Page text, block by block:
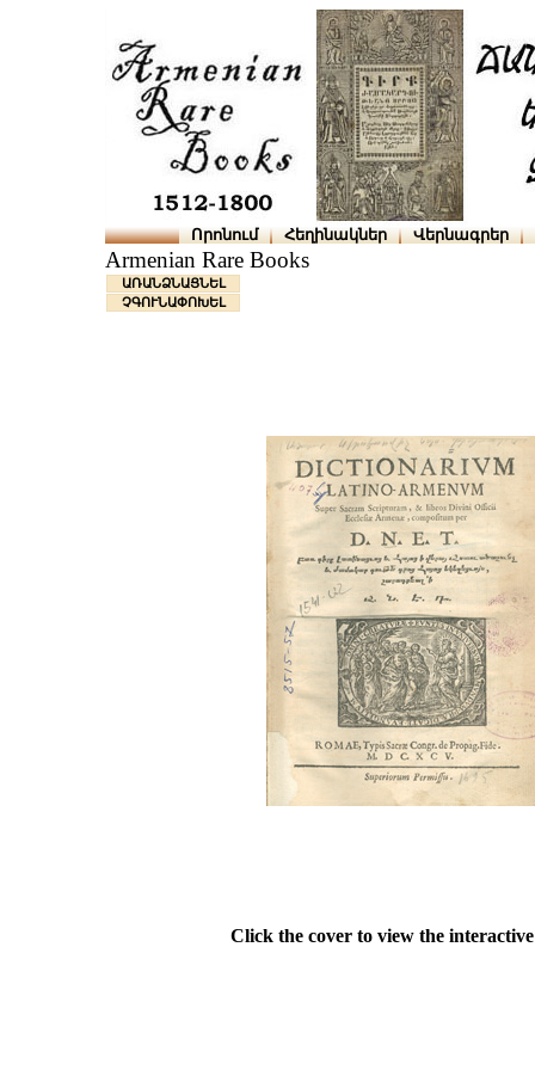
Որոնում Հեղինակներ Վերնագրեր
Armenian Rare Books
ԱՌԱՆՁՆԱՑՆԵԼ
ՉԳՈՒՆԱՓՈԽԵԼ
Click the cover to view the